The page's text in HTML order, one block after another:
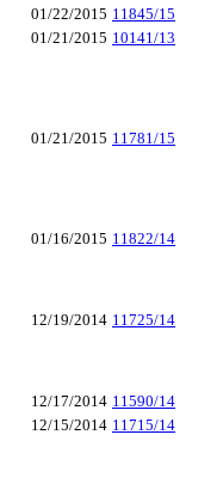
01/22/2015 11845/15
01/21/2015 10141/13
01/21/2015 11781/15
01/16/2015 11822/14
12/19/2014 11725/14
12/17/2014 11590/14
12/15/2014 11715/14